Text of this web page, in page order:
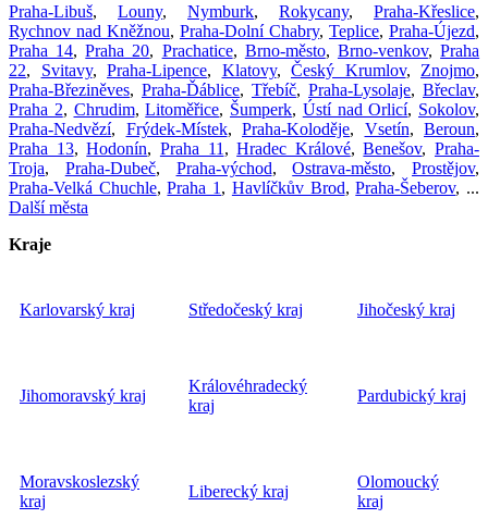
Praha-Libuš, Louny, Nymburk, Rokycany, Praha-Křeslice,
Rychnov nad Kněžnou, Praha-Dolní Chabry, Teplice, Praha-Újezd,
Praha 14,Praha 20, Prachatice, Brno-město, Brno-venkov,Praha
22, Svitavy, Praha-Lipence, Klatovy, Český Krumlov, Znojmo,
Praha-Březiněves, Praha-Ďáblice, Třebíč, Praha-Lysolaje, Břeclav,
Praha 2, Chrudim,Litoměřice, Šumperk, Ústí nad Orlicí, Sokolov,
Praha-Nedvězí, Frýdek-Místek, Praha-Koloděje, Vsetín, Beroun,
Praha 13,Hodonín, Praha 11 ,Hradec Králové,Benešov, Praha-
Troja, Praha-Dubeč, Praha-východ,Ostrava-město, Prostějov,
Praha-Velká Chuchle,Praha 1 , Havlíčkův Brod,Praha-Šeberov, ...
Další města
Kraje
Karlovarský kraj Středočeský kraj Jihočeský kraj
Jihomoravský kraj
Královéhradecký
kraj
Pardubický kraj
Moravskoslezský
kraj
Liberecký kraj
Olomoucký
kraj